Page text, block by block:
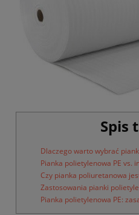
Spis
Dlaczego warto wybrać
Pianka polietylenowa PE vs.
Czy pianka poliuretanowa
Zastosowania pianki
Pianka polietylenowa PE: